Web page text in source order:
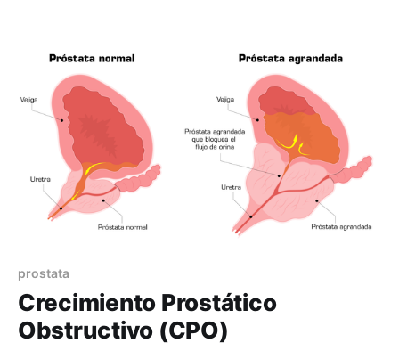
prostata
Crecimiento Prostático
Obstructivo (CPO)